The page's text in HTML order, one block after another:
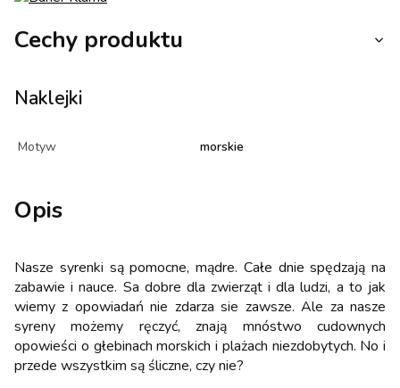
Cechy produktu
Naklejki
Motyw morskie
Opis
Nasze syrenki są pomocne, mądre. Całe dnie spędzają na
zabawie i nauce. Sa dobre dla zwierząt i dla ludzi, a to jak
wiemy z opowiadań nie zdarza sie zawsze. Ale za nasze
syreny możemy ręczyć, znają mnóstwo cudownych
opowieści o głebinach morskich i plażach niezdobytych. No i
przede wszystkim są śliczne, czy nie?